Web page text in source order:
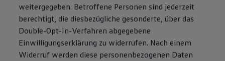
weitergegeben. Betroffene Personen sind jederzeit
berechtigt, die diesbezügliche gesonderte, über das
Double-Opt-In-Verfahren abgegebene
Einwilligungserklärung zu widerrufen. Nach einem
Widerruf werden diese personenbezogenen Daten